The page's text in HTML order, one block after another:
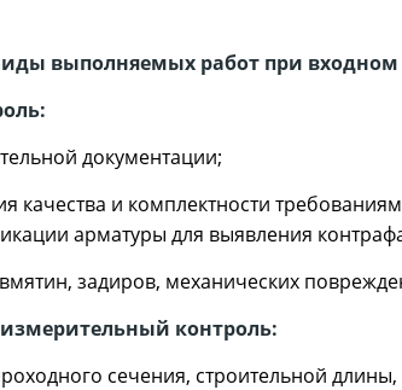
выполняемых работ при входном
документации;
качества и комплектности
арматуры для выявления
вмятин, задиров, механических
контроль:
сечения, строительной